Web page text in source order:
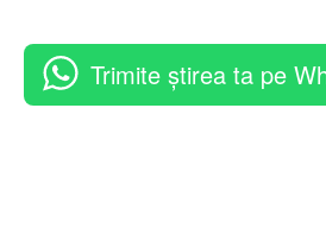
Trimite știrea ta pe